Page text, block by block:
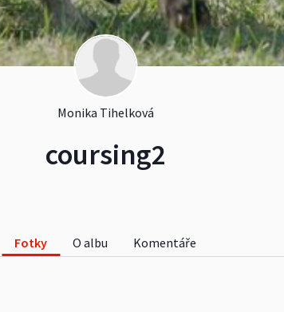
Monika Tihelková
coursing2
Fotky O albu Komentáře